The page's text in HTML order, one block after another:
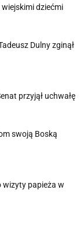
dziećmi
Dulny zginął
przyjął uchwałę
swoją Boską
wizyty papieża w